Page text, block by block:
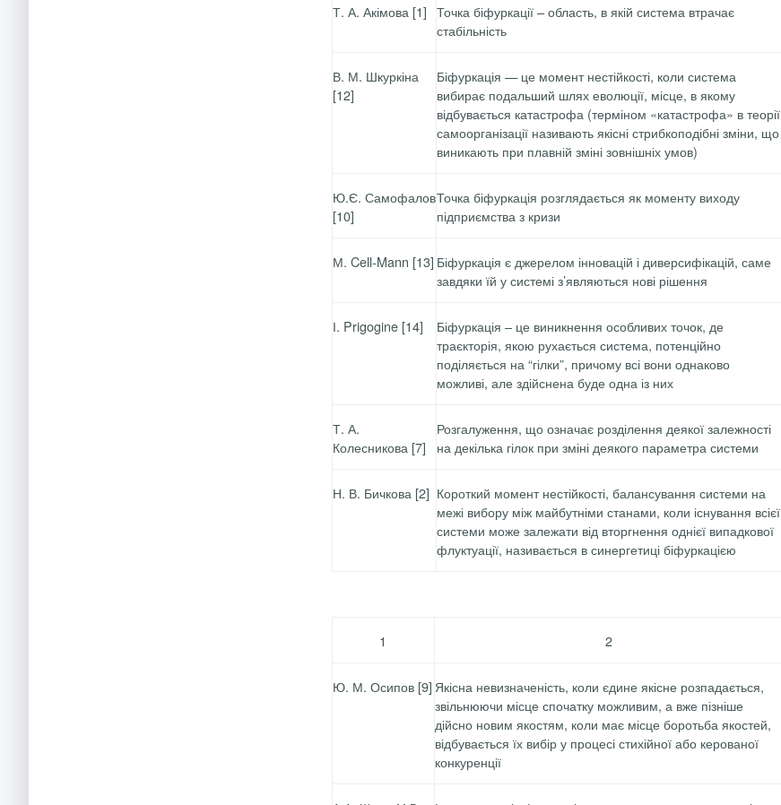
Т. А. Акімова [1] Точка біфуркації – область, в якій система втрачає
стабільність
В. М. Шкуркіна
[12]
Біфуркація — це момент нестійкості, коли система
вибирає подальший шлях еволюції, місце, в якому
відбувається катастрофа (терміном «катастрофа» в теорії
самоорганізації називають якісні стрибкоподібні зміни, що
виникають при плавній зміні зовнішніх умов)
Ю.Є. Самофалов
[10]
Точка біфуркація розглядається якмоменту виходу
підприємства з кризи
М. Cell-Mann [13] Біфуркація є джерелом інновацій і диверсифікацій, саме
завдяки їй у системі з’являються нові рішення
І. Prigogine[14]
Біфуркація – це виникнення особливих точок, де
траєкторія, якою рухається система, потенційно
поділяється на “гілки”, причому всі вони однаково
можливі, але здійснена буде одна із них
Т. А.
Колесникова [7]
Розгалуження, що означає розділення деякої залежності
на декілька гілок при зміні деякого параметра системи
Н. В. Бичкова [2] Короткий момент нестійкості, балансування системи на
межі вибору між майбутніми станами, коли існування всієї
системи може залежати від вторгнення однієї випадкової
флуктуації, називається всинергетицібіфуркацією
1 2
Ю. М. Осипов [9] Якісна невизначеність, коли єдине якісне розпадається,
звільнюючи місце спочатку можливим, а вже пізніше
дійсно новим якостям, коли має місце боротьба якостей,
відбувається їх вибір у процесі стихійної або керованої
конкуренції